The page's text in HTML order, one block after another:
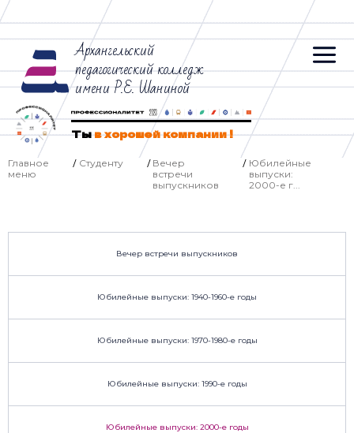
Архангельский
педагогический колледж
имени Р.Е. Шаниной
Тыв хорошей компании !
Главное
меню
/ Студенту / Вечер
встречи
выпускников
/ Юбилейные
выпуски:
2000-е г...
Вечер встречи выпускников
Юбилейные выпуски: 1940-1960-е годы
Юбилейные выпуски: 1970-1980-е годы
Юбилейные выпуски: 1990-е годы
Юбилейные выпуски: 2000-е годы